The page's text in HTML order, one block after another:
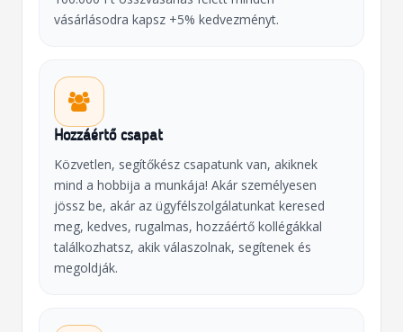
vásárlásodra kapsz +5% kedvezményt.
Hozzáértő csapat
Közvetlen, segítőkész csapatunk van, akiknek
mind a hobbija a munkája! Akár személyesen
jössz be, akár az ügyfélszolgálatunkat keresed
meg, kedves, rugalmas, hozzáértő kollégákkal
találkozhatsz, akik válaszolnak, segítenek és
megoldják.